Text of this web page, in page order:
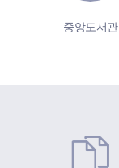
중앙도서관